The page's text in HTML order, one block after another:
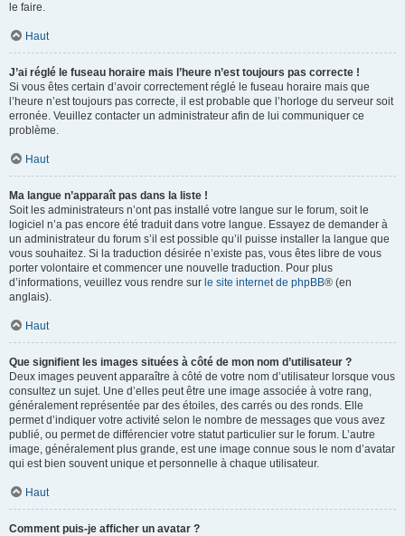
le faire.
Haut
J’ai réglé le fuseau horaire mais l’heure n’est toujours pas correcte !
Si vous êtes certain d’avoir correctement réglé le fuseau horaire mais que
l’heure n’est toujours pas correcte, il est probable que l’horloge du serveur soit
erronée. Veuillez contacter un administrateur afin de lui communiquer ce
problème.
Haut
Ma langue n’apparaît pas dans la liste !
Soit les administrateurs n’ont pas installé votre langue sur le forum, soit le
logiciel n’a pas encore été traduit dans votre langue. Essayez de demander à
un administrateur du forum s’il est possible qu’il puisse installer la langue que
vous souhaitez. Si la traduction désirée n’existe pas, vous êtes libre de vous
porter volontaire et commencer une nouvelle traduction. Pour plus
d’informations, veuillez vous rendre sur le site internet de phpBB® (en
anglais).
Haut
Que signifient les images situées à côté de mon nom d’utilisateur ?
Deux images peuvent apparaître à côté de votre nom d’utilisateur lorsque vous
consultez un sujet. Une d’elles peut être une image associée à votre rang,
généralement représentée par des étoiles, des carrés ou des ronds. Elle
permet d’indiquer votre activité selon le nombre de messages que vous avez
publié, ou permet de différencier votre statut particulier sur le forum. L’autre
image, généralement plus grande, est une image connue sous le nom d’avatar
qui est bien souvent unique et personnelle à chaque utilisateur.
Haut
Comment puis-je afficher un avatar ?